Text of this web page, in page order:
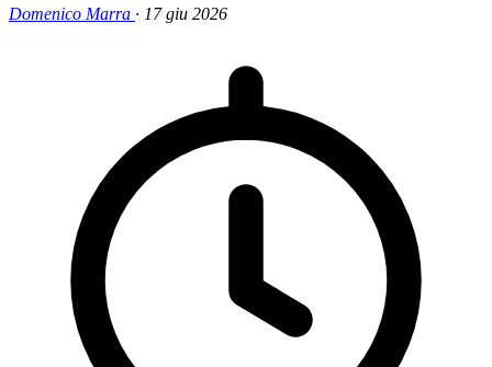
Domenico Marra · 17 giu 2026